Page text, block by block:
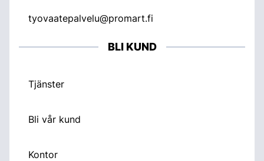
tyovaatepalvelu@promart.fi
BLI KUND
Tjänster
Bli vår kund
Kontor